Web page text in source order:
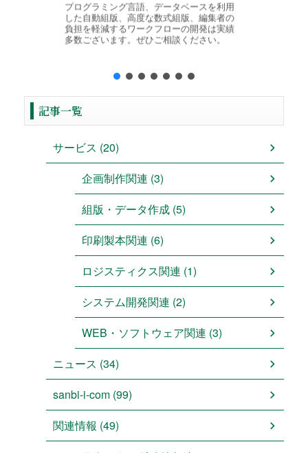
プログラミング言語、データベースを利用
した自動組版、高度な数式組版、編集者の
負担を軽減するワークフローの開発は実績
多数ございます。ぜひご相談ください。
記事一覧
サービス (20)
企画制作関連 (3)
組版・データ作成 (5)
印刷製本関連 (6)
ロジスティクス関連 (1)
システム開発関連 (2)
WEB・ソフトウェア関連 (3)
ニュース (34)
sanbi-i-com (99)
関連情報 (49)